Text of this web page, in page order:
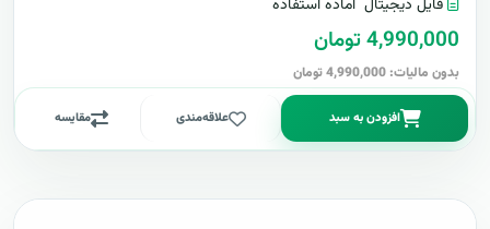
فایل دیجیتال آماده استفاده
4,990,000 تومان
بدون مالیات: 4,990,000 تومان
افزودن به سبد علاقه‌مندی مقایسه